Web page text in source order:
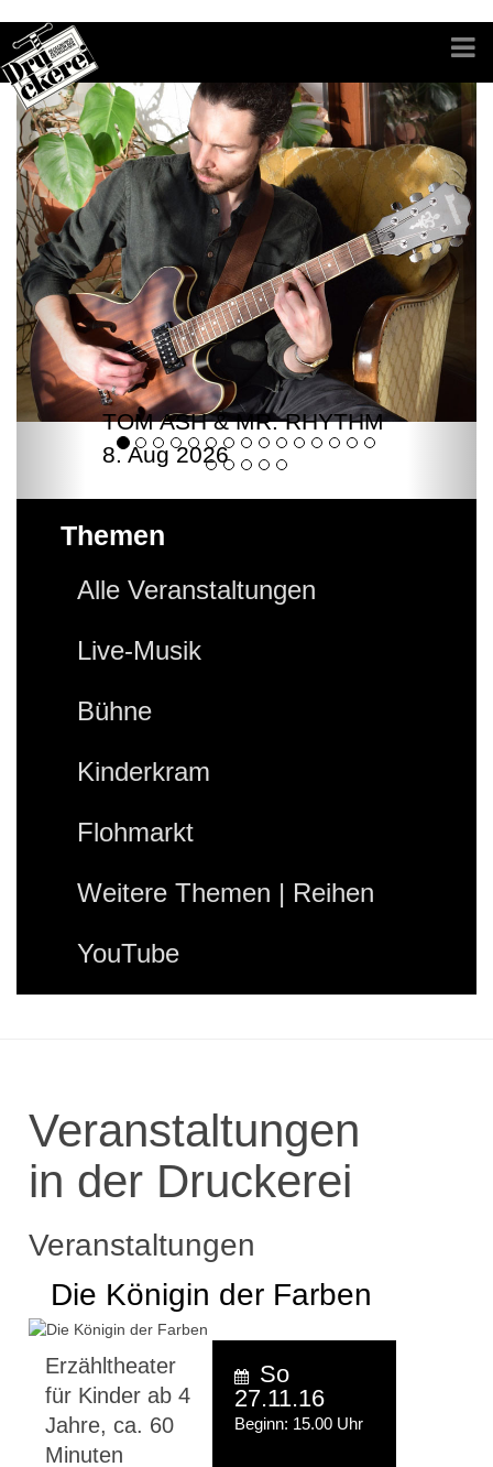
TOM ASH & MR. RHYTHM
8. Aug 2026
Themen
Alle Veranstaltungen
Live-Musik
Bühne
Kinderkram
Flohmarkt
Weitere Themen | Reihen
YouTube
Veranstaltungen
in der Druckerei
Veranstaltungen
Die Königin der Farben
Erzähltheater
für Kinder ab 4
Jahre, ca. 60
Minuten
So
27.11.16
Beginn: 15.00 Uhr